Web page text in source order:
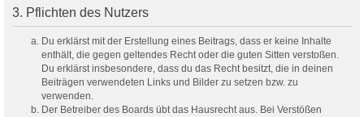
3. Pflichten des Nutzers
Du erklärst mit der Erstellung eines Beitrags, dass er keine Inhalte
enthält, die gegen geltendes Recht oder die guten Sitten verstoßen.
Du erklärst insbesondere, dass du das Recht besitzt, die in deinen
Beiträgen verwendeten Links und Bilder zu setzen bzw. zu
verwenden.
Der Betreiber des Boards übt das Hausrecht aus. Bei Verstößen